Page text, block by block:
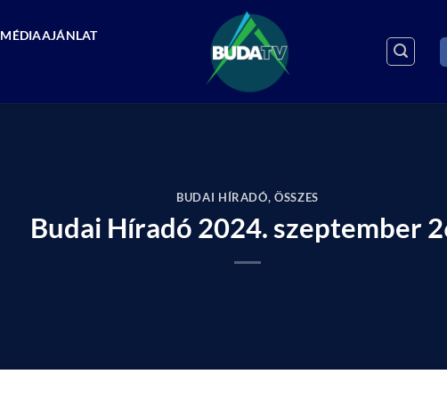
MÉDIAAJÁNLAT
BUDAI HÍRADÓ,ÖSSZES
Budai Híradó 2024. szeptember